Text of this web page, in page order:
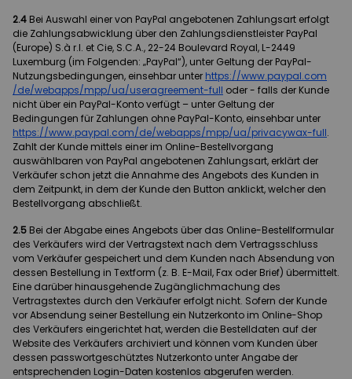
2.4 Bei Auswahl einer von PayPal angebotenen Zahlungsart erfolgt
die Zahlungsabwicklung über den Zahlungsdienstleister PayPal
(Europe) S.à r.l. et Cie, S.C.A., 22-24 Boulevard Royal, L-2449
Luxemburg (im Folgenden: „PayPal“), unter Geltung der PayPal-
Nutzungsbedingungen, einsehbar unter https://www.paypal.com
/de/webapps/mpp/ua/useragreement-full oder - falls der Kunde
nicht über ein PayPal-Konto verfügt – unter Geltung der
Bedingungen für Zahlungen ohne PayPal-Konto, einsehbar unter
https://www.paypal.com/de/webapps/mpp/ua/privacywax-full.
Zahlt der Kunde mittels einer im Online-Bestellvorgang
auswählbaren von PayPal angebotenen Zahlungsart, erklärt der
Verkäufer schon jetzt die Annahme des Angebots des Kunden in
dem Zeitpunkt, in dem der Kunde den Button anklickt, welcher den
Bestellvorgang abschließt.
2.5 Bei der Abgabe eines Angebots über das Online-Bestellformular
des Verkäufers wird der Vertragstext nach dem Vertragsschluss
vom Verkäufer gespeichert und dem Kunden nach Absendung von
dessen Bestellung in Textform (z. B. E-Mail, Fax oder Brief) übermittelt.
Eine darüber hinausgehende Zugänglichmachung des
Vertragstextes durch den Verkäufer erfolgt nicht. Sofern der Kunde
vor Absendung seiner Bestellung ein Nutzerkonto im Online-Shop
des Verkäufers eingerichtet hat, werden die Bestelldaten auf der
Website des Verkäufers archiviert und können vom Kunden über
dessen passwortgeschütztes Nutzerkonto unter Angabe der
entsprechenden Login-Daten kostenlos abgerufen werden.